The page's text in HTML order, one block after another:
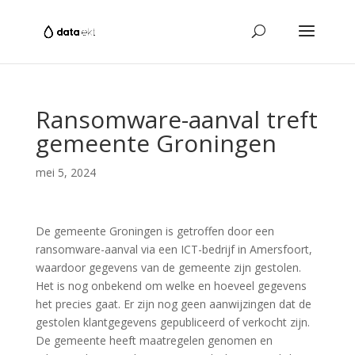
Ransomware-aanval treft
gemeente Groningen
mei 5, 2024
De gemeente Groningen is getroffen door een
ransomware-aanval via een ICT-bedrijf in Amersfoort,
waardoor gegevens van de gemeente zijn gestolen.
Het is nog onbekend om welke en hoeveel gegevens
het precies gaat. Er zijn nog geen aanwijzingen dat de
gestolen klantgegevens gepubliceerd of verkocht zijn.
De gemeente heeft maatregelen genomen en